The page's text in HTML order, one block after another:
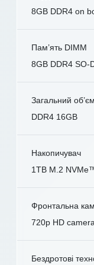
8GB DDR4 on
Пам’ять DIMM
8GB DDR4 SO-
Загальний
DDR4 16GB
Накопичувач
1TB M.2
Фронтальна
720p HD
Бездротові